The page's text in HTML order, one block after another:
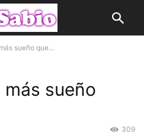
sueño que…
más sueño
309